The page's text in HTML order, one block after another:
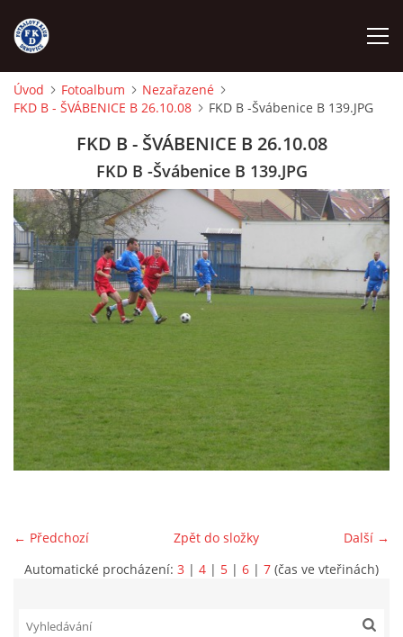
ÚVOD
FKD A
FKD B
STARŠÍ DOROST
STARŠÍ ŽÁCI
MLADŠÍ ŽÁCI
STARŠÍ PŘÍPRAVKA R 2012 + 2013
Úvod Fotoalbum
Nezařazené
FKD B - ŠVÁBENICE B 26.10.08
FKD B -Švábenice B 139.JPG
FKD B - ŠVÁBENICE B 26.10.08
FKD B -Švábenice B 139.JPG
← Předchozí Další →
Zpět do složky
Automatické procházení: 3 | 4 | 5 | 6 | 7 (čas ve vteřinách)